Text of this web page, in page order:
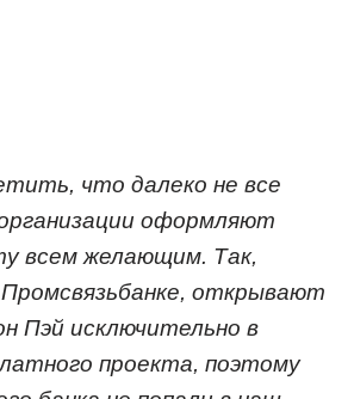
что далеко не все
оформляют
всем желающим. Так,
открывают
Пэй исключительно в
проекта, поэтому